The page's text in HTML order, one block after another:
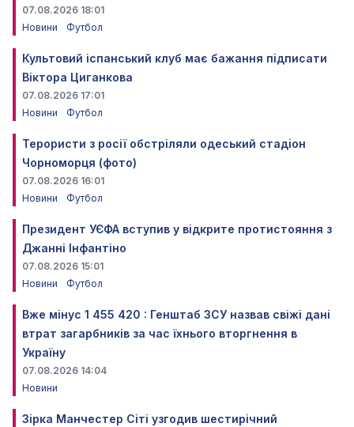
07.08.2026 18:01
Новини
Футбол
Культовий іспанський клуб має бажання підписати
Віктора Циганкова
07.08.2026 17:01
Новини
Футбол
Терористи з росії обстріляли одеський стадіон
Чорноморця (фото)
07.08.2026 16:01
Новини
Футбол
Президент УЄФА вступив у відкрите протистояння з
Джанні Інфантіно
07.08.2026 15:01
Новини
Футбол
Вже мінус 1 455 420 : Генштаб ЗСУ назвав свіжі дані
втрат загарбників за час їхнього вторгнення в
Україну
07.08.2026 14:04
Новини
Зірка Манчестер Сіті узгодив шестирічний